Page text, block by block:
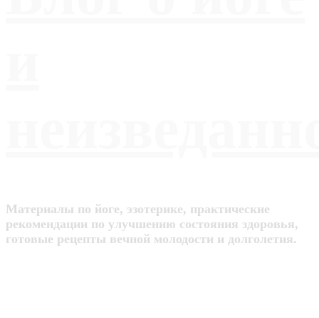
Материалы по йоге, эзотерике, практические
рекомендации по улучшению состояния здоровья,
готовые рецепты вечной молодости и долголетия.